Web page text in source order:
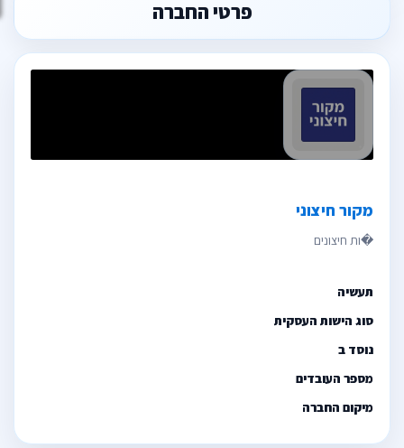
פרטי החברה
מקור חיצוני
תעשיה
סוג הישות העסקית
נוסד ב
מספר העובדים
מיקום החברה